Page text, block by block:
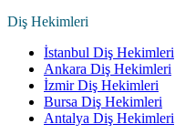
Diş Hekimleri
İstanbul Diş Hekimleri
Ankara Diş Hekimleri
İzmir Diş Hekimleri
Bursa Diş Hekimleri
Antalya Diş Hekimleri